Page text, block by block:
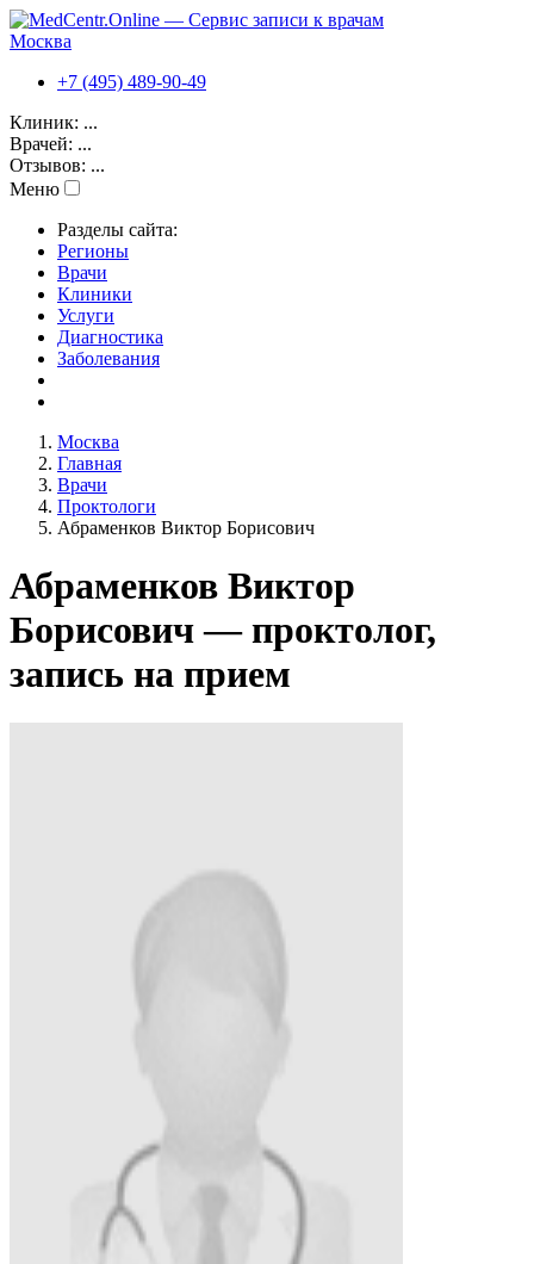
Москва
+7 (495) 489-90-49
Клиник: ...
Врачей: ...
Отзывов: ...
Меню
Разделы сайта:
Регионы
Врачи
Клиники
Услуги
Диагностика
Заболевания
Москва
Главная
Врачи
Проктологи
Абраменков Виктор Борисович
Абраменков Виктор
Борисович — проктолог,
запись на прием